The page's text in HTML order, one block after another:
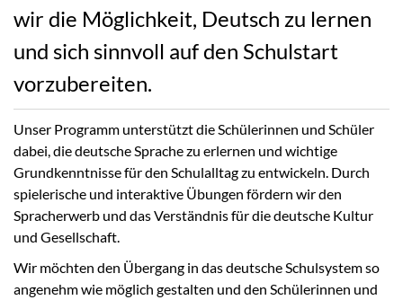
wir die Möglichkeit, Deutsch zu lernen
und sich sinnvoll auf den Schulstart
vorzubereiten.
Unser Programm unterstützt die Schülerinnen und Schüler
dabei, die deutsche Sprache zu erlernen und wichtige
Grundkenntnisse für den Schulalltag zu entwickeln. Durch
spielerische und interaktive Übungen fördern wir den
Spracherwerb und das Verständnis für die deutsche Kultur
und Gesellschaft.
Wir möchten den Übergang in das deutsche Schulsystem so
angenehm wie möglich gestalten und den Schülerinnen und